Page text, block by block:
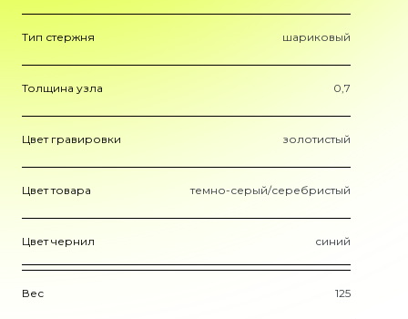
Тип стержня шариковый
Толщина узла 0,7
Цвет гравировки золотистый
Цвет товара темно-серый/серебристый
Цвет чернил синий
Вес 125